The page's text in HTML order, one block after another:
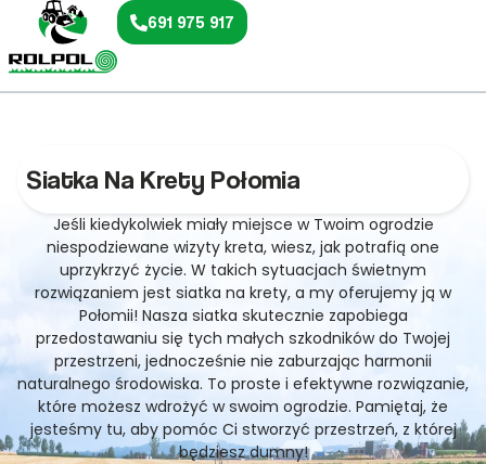
691 975 917
Siatka Na Krety Połomia
Jeśli kiedykolwiek miały miejsce w Twoim ogrodzie
niespodziewane wizyty kreta, wiesz, jak potrafią one
uprzykrzyć życie. W takich sytuacjach świetnym
rozwiązaniem jest siatka na krety, a my oferujemy ją w
Połomii! Nasza siatka skutecznie zapobiega
przedostawaniu się tych małych szkodników do Twojej
przestrzeni, jednocześnie nie zaburzając harmonii
naturalnego środowiska. To proste i efektywne rozwiązanie,
które możesz wdrożyć w swoim ogrodzie. Pamiętaj, że
jesteśmy tu, aby pomóc Ci stworzyć przestrzeń, z której
będziesz dumny!